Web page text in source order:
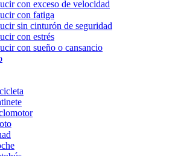
con exceso de velocidad
con fatiga
sin cinturón de seguridad
con estrés
con sueño o cansancio